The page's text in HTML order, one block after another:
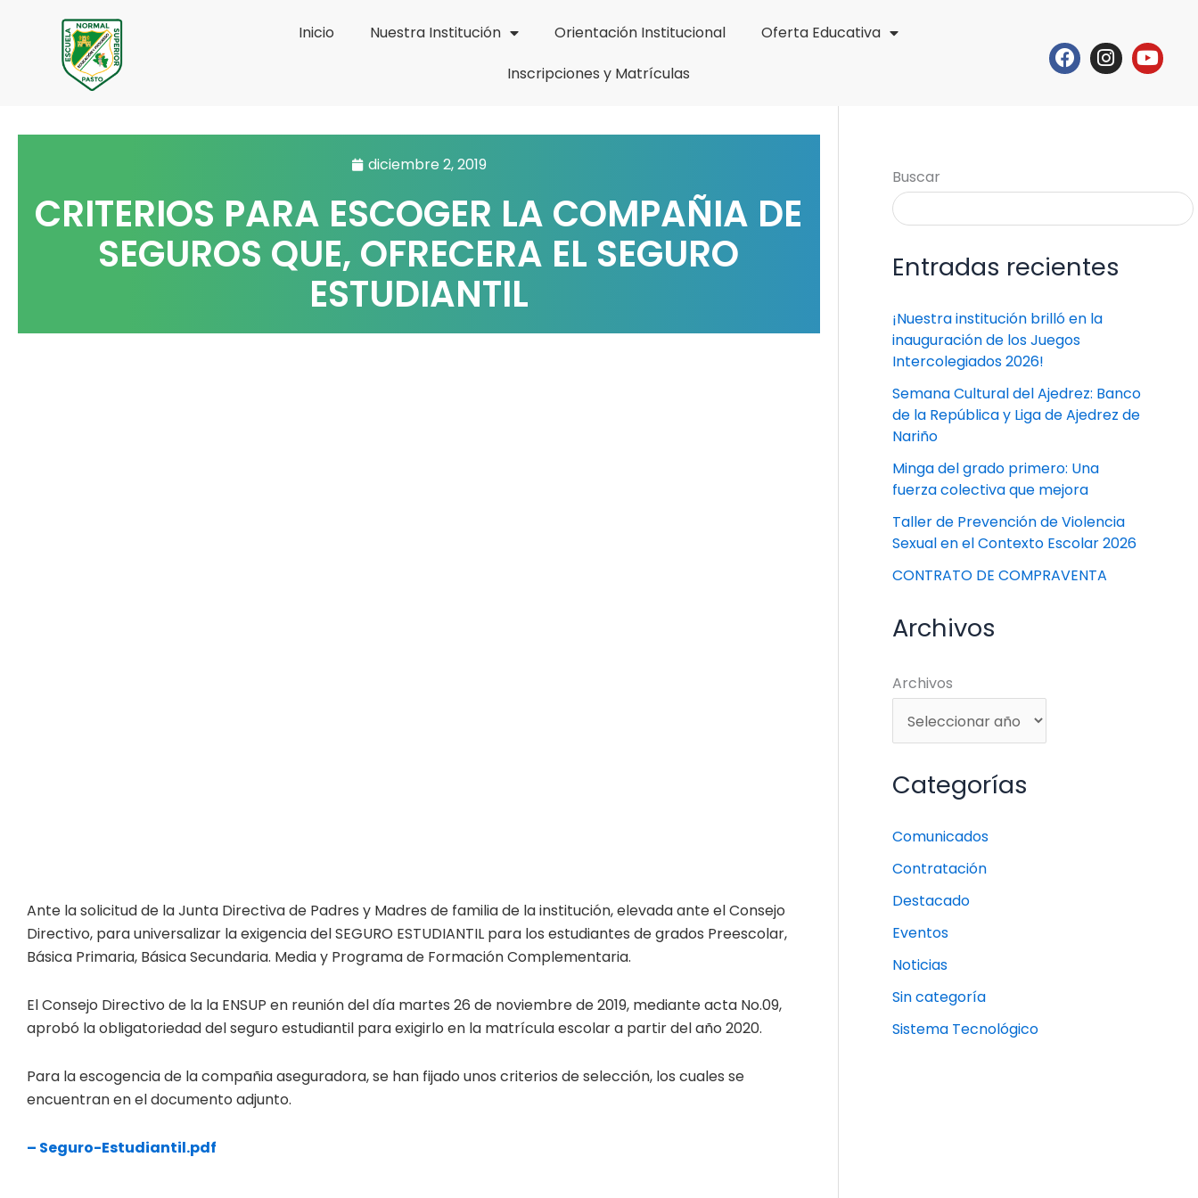
contenido
Inicio Nuestra Institución Orientación Institucional
Oferta Educativa
Inscripciones y Matrículas
Facebook
diciembre 2, 2019
CRITERIOS PARA ESCOGER LA COMPAÑIA DE
SEGUROS QUE, OFRECERA EL SEGURO
ESTUDIANTIL
Ante la solicitud de la Junta Directiva de Padres y Madres de familia de la institución, elevada ante el Consejo
Directivo, para universalizar la exigencia del SEGURO ESTUDIANTIL para los estudiantes de grados Preescolar,
Básica Primaria, Básica Secundaria. Media y Programa de Formación Complementaria.
El Consejo Directivo de la la ENSUP en reunión del día martes 26 de noviembre de 2019, mediante acta No.09,
aprobó la obligatoriedad del seguro estudiantil para exigirlo en la matrícula escolar a partir del año 2020.
Para la escogencia de la compañia aseguradora, se han fijado unos criterios de selección, los cuales se
encuentran en el documento adjunto.
– Seguro-Estudiantil.pdf
Buscar
Entradas recientes
¡Nuestra institución brilló en la
inauguración de los Juegos
Intercolegiados 2026!
Semana Cultural del Ajedrez: Banco
de la República y Liga de Ajedrez de
Nariño
Minga del grado primero: Una
fuerza colectiva que mejora
Taller de Prevención de Violencia
Sexual en el Contexto Escolar 2026
CONTRATO DE COMPRAVENTA
Archivos
Archivos
Categorías
Comunicados
Contratación
Destacado
Eventos
Noticias
Sin categoría
Sistema Tecnológico